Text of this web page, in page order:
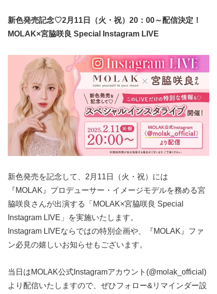
新色発売記念♡2月11日（火・祝）20：00～配信決定！
MOLAK×宮脇咲良 Special Instagram LIVE
新色発売を記念して、2月11日（火・祝）には
『MOLAK』プロデューサー・イメージモデルを務める宮
脇咲良さんが出演する「MOLAK×宮脇咲良 Special
Instagram LIVE」を実施いたします。
Instagram LIVEならではの特別企画や、『MOLAK』ファ
ン必見の嬉しいお知らせもございます。
当日はMOLAK公式Instagramアカウント(@molak_official)
より配信いたしますので、ぜひフォロー&リマインダー設